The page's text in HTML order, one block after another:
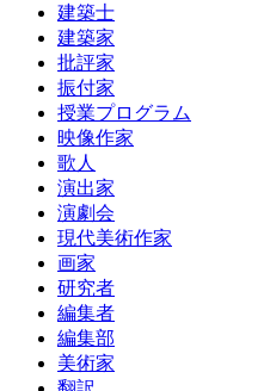
建築士
建築家
批評家
振付家
授業プログラム
映像作家
歌人
演出家
演劇会
現代美術作家
画家
研究者
編集者
編集部
美術家